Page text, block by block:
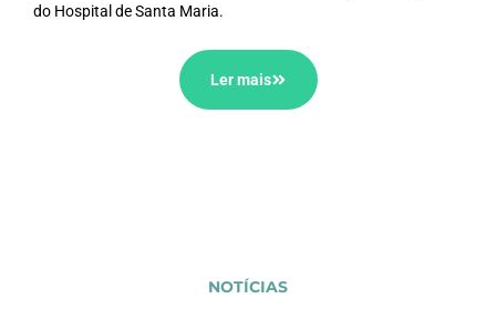
do Hospital de Santa Maria.
Ler mais
NOTÍCIAS